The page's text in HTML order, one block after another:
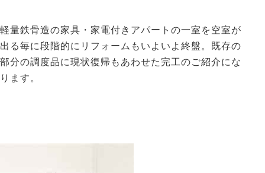
軽量鉄骨造の家具・家電付きアパートの一室を空室が
出る毎に段階的にリフォームもいよいよ終盤。既存の
部分の調度品に現状復帰もあわせた完工のご紹介にな
ります。